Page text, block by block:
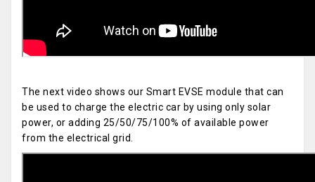
The next video shows our Smart EVSE module that can
be used to charge the electric car by using only solar
power, or adding 25/50/75/100% of available power
from the electrical grid.